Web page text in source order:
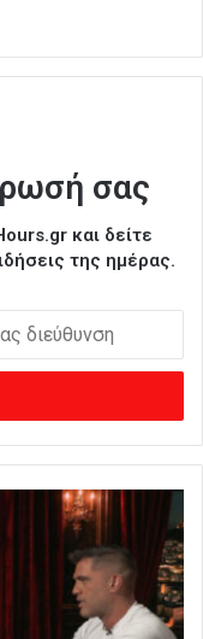
σας
και δείτε
της ημέρας.